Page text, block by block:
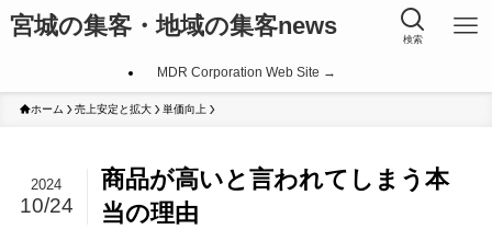
宮城の集客・地域の集客news 検索
MDR Corporation Web Site →
ホーム 売上安定と拡大 単価向上
商品が高いと言われてしまう本
当の理由
2024
10/24